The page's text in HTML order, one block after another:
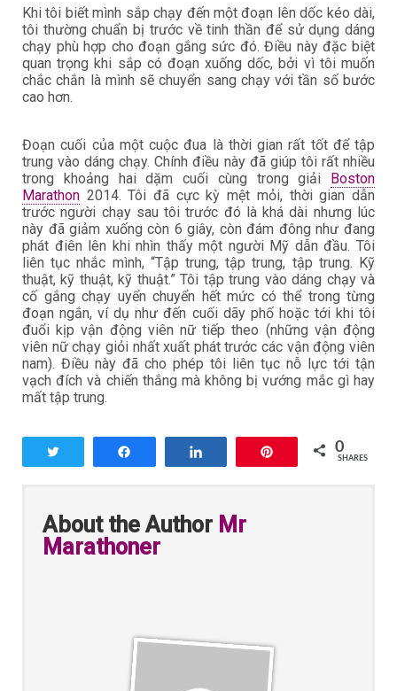
Khi tôi biết mình sắp chạy đến một đoạn lên dốc kéo dài,
tôi thường chuẩn bị trước về tinh thần để sử dụng dáng
chạy phù hợp cho đoạn gắng sức đó. Điều này đặc biệt
quan trọng khi sắp có đoạn xuống dốc, bởi vì tôi muốn
chắc chắn là mình sẽ chuyển sang chạy với tần số bước
cao hơn.
Đoạn cuối của một cuộc đua là thời gian rất tốt để tập
trung vào dáng chạy. Chính điều này đã giúp tôi rất nhiều
trong khoảng hai dặm cuối cùng trong giải Boston
Marathon 2014. Tôi đã cực kỳ mệt mỏi, thời gian dẫn
trước người chạy sau tôi trước đó là khá dài nhưng lúc
này đã giảm xuống còn 6 giây, còn đám đông như đang
phát điên lên khi nhìn thấy một người Mỹ dẫn đầu. Tôi
liên tục nhắc mình, “Tập trung, tập trung, tập trung. Kỹ
thuật, kỹ thuật, kỹ thuật.” Tôi tập trung vào dáng chạy và
cố gắng chạy uyển chuyển hết mức có thể trong từng
đoạn ngắn, ví dụ như đến cuối dãy phố hoặc tới khi tôi
đuổi kịp vận động viên nữ tiếp theo (những vận động
viên nữ chạy giỏi nhất xuất phát trước các vận động viên
nam). Điều này đã cho phép tôi liên tục nỗ lực tới tận
vạch đích và chiến thắng mà không bị vướng mắc gì hay
mất tập trung.
0
SHARES
About the Author Mr
Marathoner